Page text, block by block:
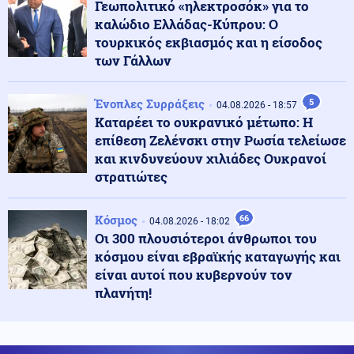
των προβάτων μετά από μόλυνση εκτροφών
Κοινωνία 06.08.2026 - 15:08
Ελληνοτουρκικά 06.08.2026 - 15:02
Τούρκος Πρέσβης: «Ο Καντάφι έσωσε την Τουρκία το
1974 από το εμπάργκο των ΗΠΑ»-Ποιος είναι ο
κίνδυνος σήμερα για την Ελλάδα
Κοινωνία 06.08.2026 - 14:54
Ηράκλειο: Θύμα επενδυτικής απάτης έχασε πάνω από
100.000 ευρώ
βιομηχανίας
Γεωπολιτικό «ηλεκτροσόκ» για το
καλώδιο Ελλάδας-Κύπρου: Ο
τουρκικός εκβιασμός και η είσοδος
των Γάλλων
Ένοπλες Συρράξεις 04.08.2026 - 18:57 5
Καταρέει το ουκρανικό μέτωπο: Η
επίθεση Ζελένσκι στην Ρωσία τελείωσε
και κινδυνεύουν χιλιάδες Ουκρανοί
στρατιώτες
Κόσμος 04.08.2026 - 18:02 66
Οι 300 πλουσιότεροι άνθρωποι του
κόσμου είναι εβραϊκής καταγωγής και
είναι αυτοί που κυβερνούν τον
πλανήτη!